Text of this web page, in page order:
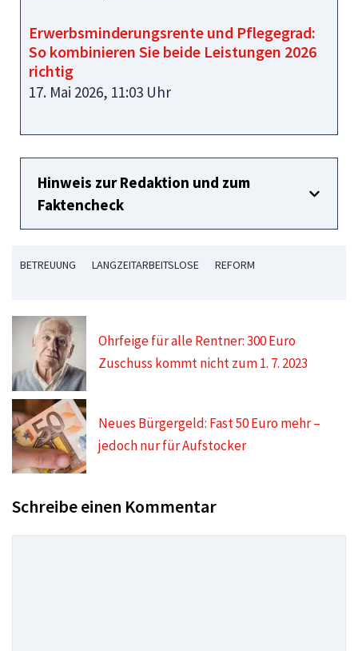
Erwerbsminderungsrente und Pflegegrad:
So kombinieren Sie beide Leistungen 2026
richtig
17. Mai 2026, 11:03 Uhr
Hinweis zur Redaktion und zum
Faktencheck
BETREUUNG LANGZEITARBEITSLOSE REFORM
Ohrfeige für alle Rentner: 300 Euro
Zuschuss kommt nicht zum 1. 7. 2023
Neues Bürgergeld: Fast 50 Euro mehr –
jedoch nur für Aufstocker
Schreibe einen Kommentar